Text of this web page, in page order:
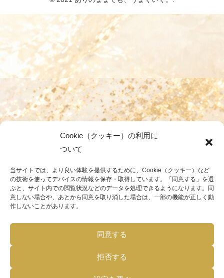
Cookie（クッキー）の利用に
ついて
当サイトでは、より良い体験を提供するために、Cookie（クッキー）など
の技術を使ってデバイスの情報を保存・取得しています。「同意する」を選
ぶと、サイト内での閲覧状況などのデータを処理できるようになります。同
意しない場合や、あとから同意を取り消した場合は、一部の機能が正しく動
作しないことがあります。
同意する
拒否する